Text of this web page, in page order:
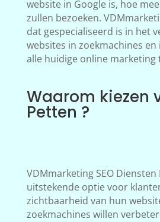
website in Google is, hoe
zullen bezoeken.
dat gespecialiseerd is in het
websites in zoekmachines
alle huidige online marketing
Waarom kiezen
Petten ?
VDMmarketing SEO
uitstekende optie voor
zichtbaarheid van hun
zoekmachines willen